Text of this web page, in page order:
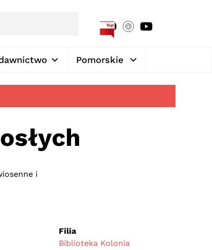
Pomorskie
i
Filia
Biblioteka Kolonia